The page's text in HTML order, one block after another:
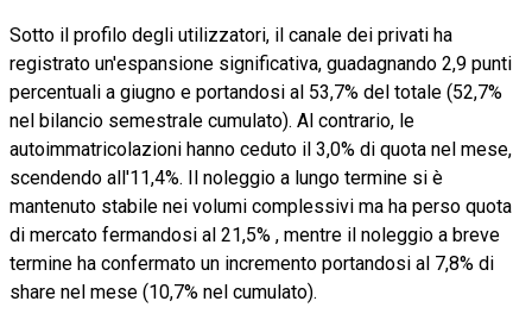
Sotto il profilo degli utilizzatori, il canale dei privati ha
registrato un'espansione significativa, guadagnando 2,9 punti
percentuali a giugno e portandosi al 53,7% del totale (52,7%
nel bilancio semestrale cumulato). Al contrario, le
autoimmatricolazioni hanno ceduto il 3,0% di quota nel mese,
scendendo all'11,4%. Il noleggio a lungo termine si è
mantenuto stabile nei volumi complessivi ma ha perso quota
di mercato fermandosi al 21,5% , mentre il noleggio a breve
termine ha confermato un incremento portandosi al 7,8% di
share nel mese (10,7% nel cumulato).